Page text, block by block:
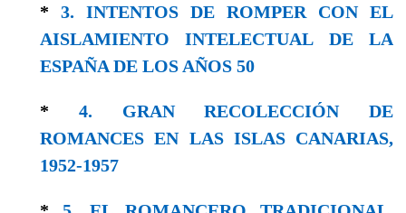
* 3. INTENTOS DE ROMPER CON EL
AISLAMIENTO INTELECTUAL DE LA
ESPAÑA DE LOS AÑOS 50
* 4. GRAN RECOLECCIÓN DE
ROMANCES EN LAS ISLAS CANARIAS,
1952-1957